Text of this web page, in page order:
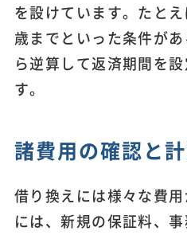
を設けています。たと
歳までといった条件が
ら逆算して返済期間を
す。
諸費用の確認と
借り換えには様々な費
には、新規の保証料、事